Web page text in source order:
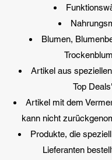
Blumen,
Artikel aus
Top
Artikel mit dem
kann nicht
Produkte, die
Lieferanten